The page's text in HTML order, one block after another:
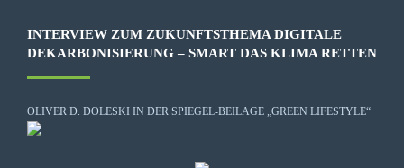
INTERVIEW ZUM ZUKUNFTSTHEMA DIGITALE
DEKARBONISIERUNG – SMART DAS KLIMA RETTEN
OLIVER D. DOLESKI IN DER SPIEGEL-BEILAGE „GREEN LIFESTYLE“